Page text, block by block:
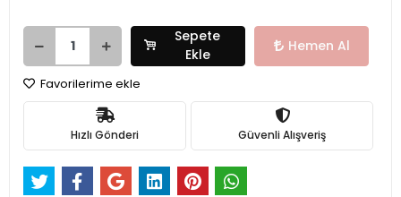
Sepete
Ekle
Hemen Al
Favorilerime ekle
Hızlı Gönderi Güvenli Alışveriş